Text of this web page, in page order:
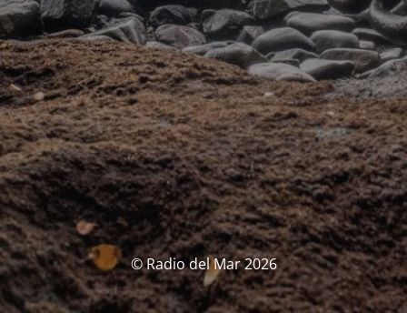
© Radio del Mar 2026